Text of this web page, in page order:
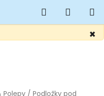
×
Hledat
KOŠÍK
Polepy / Podložky pod